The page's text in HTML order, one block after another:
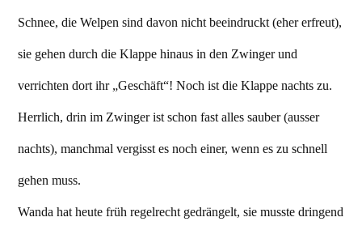
Schnee, die Welpen sind davon nicht beeindruckt (eher erfreut),
sie gehen durch die Klappe hinaus in den Zwinger und
verrichten dort ihr „Geschäft“! Noch ist die Klappe nachts zu.
Herrlich, drin im Zwinger ist schon fast alles sauber (ausser
nachts), manchmal vergisst es noch einer, wenn es zu schnell
gehen muss.
Wanda hat heute früh regelrecht gedrängelt, sie musste dringend